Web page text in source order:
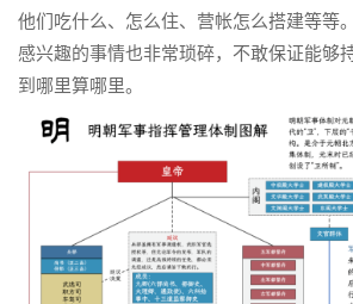
他们吃什么、怎么住、营帐怎么搭建等等
感兴趣的事情也非常琐碎，不敢保证能够
到哪里算哪里。